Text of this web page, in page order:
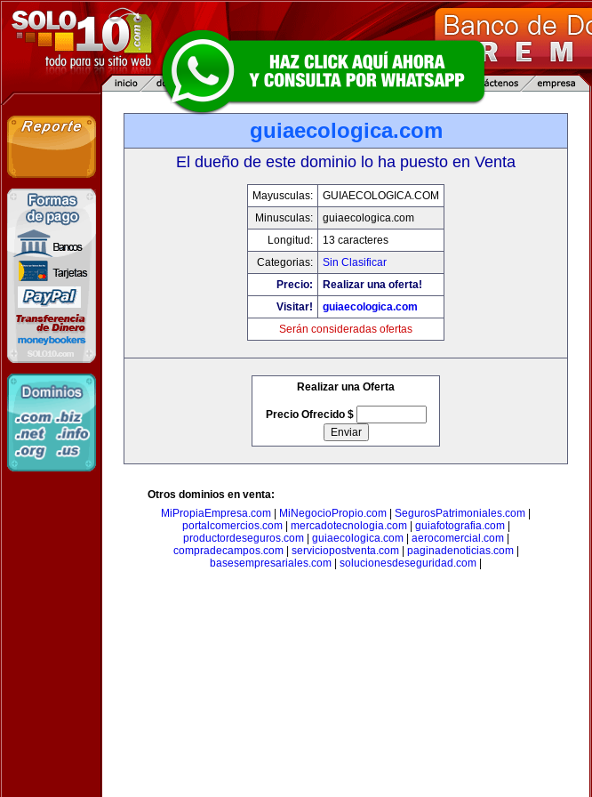
guiaecologica.com
El dueño de este dominio lo ha puesto en Venta
Mayusculas:
GUIAECOLOGICA.COM
Minusculas:
guiaecologica.com
Longitud:
13 caracteres
Categorias:
Sin Clasificar
Precio:
Realizar una oferta!
Visitar!
guiaecologica.com
Serán consideradas ofertas
Realizar una Oferta
Precio Ofrecido $
Otros dominios en venta:
MiPropiaEmpresa.com
MiNegocioPropio.com SegurosPatrimoniales.com
portalcomercios.com| mercadotecnologia.com| guiafotografia.com|
productordeseguros.com| guiaecologica.com| aerocomercial.com|
compradecampos.com| serviciopostventa.com| paginadenoticias.com|
basesempresariales.com
solucionesdeseguridad.com